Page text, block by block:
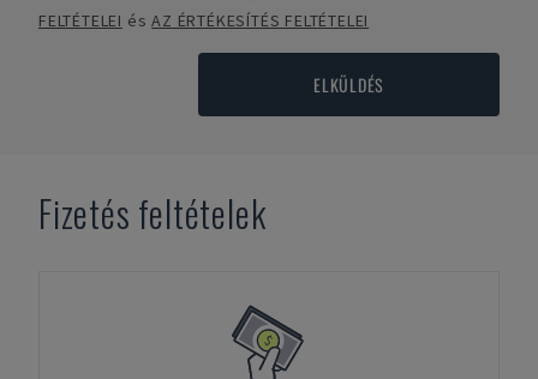
FELTÉTELEI ésAZ ÉRTÉKESÍTÉS FELTÉTELEI
ELKÜLDÉS
Fizetés feltételek